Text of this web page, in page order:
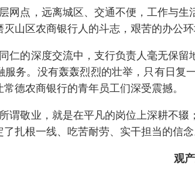
网点，远离城区、交通不便，工作与
山区农商银行人的斗志，艰苦的办公
仁的深度交流中，支行负责人毫无保
服务。没有轰轰烈烈的壮举，只有日
德农商银行的青年员工们深受震撼。
谓敬业，就是在平凡的岗位上深耕不
扎根一线、吃苦耐劳、实干担当的信念
观